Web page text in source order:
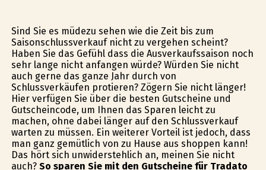
Sind Sie es müdezu sehen wie die Zeit bis zum
Saisonschlussverkauf nicht zu vergehen scheint?
Haben Sie das Gefühl dass die Ausverkaufssaison noch
sehr lange nicht anfangen würde? Würden Sie nicht
auch gerne das ganze Jahr durch von
Schlussverkäufen profitieren? Zögern Sie nicht länger!
Hier verfügen Sie über die besten Gutscheine und
Gutscheincode, um Ihnen das Sparen leicht zu
machen, ohne dabei länger auf den Schlussverkauf
warten zu müssen. Ein weiterer Vorteil ist jedoch, dass
man ganz gemütlich von zu Hause aus shoppen kann!
Das hört sich unwiderstehlich an, meinen Sie nicht
auch? So sparen Sie mit den Gutscheine für Tradato